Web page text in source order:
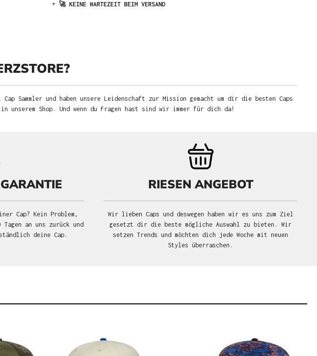
+ 🚀 KEINE WARTEZEIT BEIM VERSAND
und haben unsere Leidenschaft zur Mission gemacht um dir die besten Caps
Shop. Und wenn du Fragen hast sind wir immer für dich da!
Cap? Kein Problem,
an uns zurück und
deine Cap.
RIESEN ANGEBOT
Wir lieben Caps und deswegen haben wir es uns zum Ziel
gesetzt dir die beste mögliche Auswahl zu bieten. Wir
setzen Trends und möchten dich jede Woche mit neuen
Styles überraschen.